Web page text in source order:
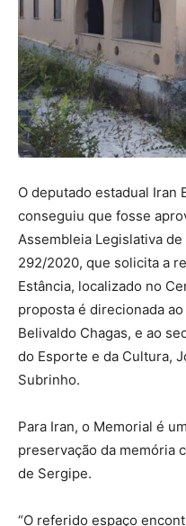
O deputado estadual Iran
conseguiu que fosse
Assembleia Legislativa
292/2020, que solicita a
Estância, localizado no
proposta é direcionada
Belivaldo Chagas, e ao
do Esporte e da Cultura,
Subrinho.
Para Iran, o Memorial é
preservação da memória
de Sergipe.
“O referido espaço